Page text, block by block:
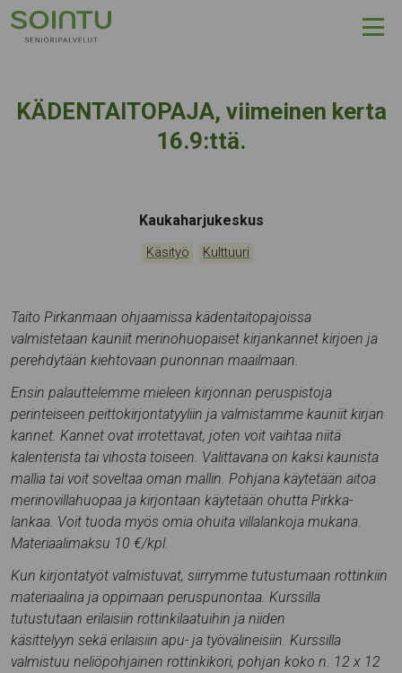
Hyppää sisältöön
KÄDENTAITOPAJA, viimeinen kerta
16.9:ttä.
Tapahtumapaikka:
Kaukaharjukeskus
Kategoriat:
Käsityö Kulttuuri
Taito Pirkanmaan ohjaamissa kädentaitopajoissa
valmistetaan kauniit merinohuopaiset kirjankannet kirjoen ja
perehdytään kiehtovaan punonnan maailmaan.
Ensin palauttelemme mieleen kirjonnan peruspistoja
perinteiseen peittokirjontatyyliin ja valmistamme kauniit kirjan
kannet. Kannet ovat irrotettavat, joten voit vaihtaa niitä
kalenterista tai vihosta toiseen. Valittavana on kaksi kaunista
mallia tai voit soveltaa oman mallin. Pohjana käytetään aitoa
merinovillahuopaa ja kirjontaan käytetään ohutta Pirkka-
lankaa. Voit tuoda myös omia ohuita villalankoja mukana.
Materiaalimaksu 10 €/kpl.
Kun kirjontatyöt valmistuvat, siirrymme tutustumaan rottinkiin
materiaalina ja oppimaan peruspunontaa. Kurssilla
tutustutaan erilaisiin rottinkilaatuihin ja niiden
käsittelyyn sekä erilaisiin apu- ja työvälineisiin. Kurssilla
valmistuu neliöpohjainen rottinkikori, pohjan koko n. 12 x 12